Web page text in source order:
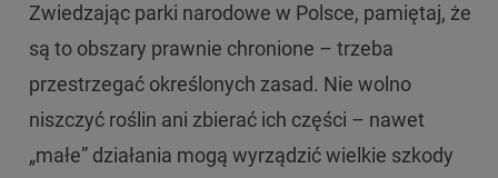
Zwiedzając parki narodowe w Polsce, pamiętaj, że
są to obszary prawnie chronione – trzeba
przestrzegać określonych zasad. Nie wolno
niszczyć roślin ani zbierać ich części – nawet
„małe” działania mogą wyrządzić wielkie szkody